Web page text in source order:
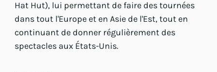
Hat Hut), lui permettant de faire des tournées
dans tout l'Europe et en Asie de l'Est, tout en
continuant de donner régulièrement des
spectacles aux États-Unis.